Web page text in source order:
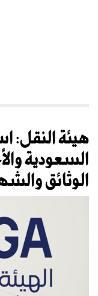
هيئة النقل:
السعودية
الوثائق